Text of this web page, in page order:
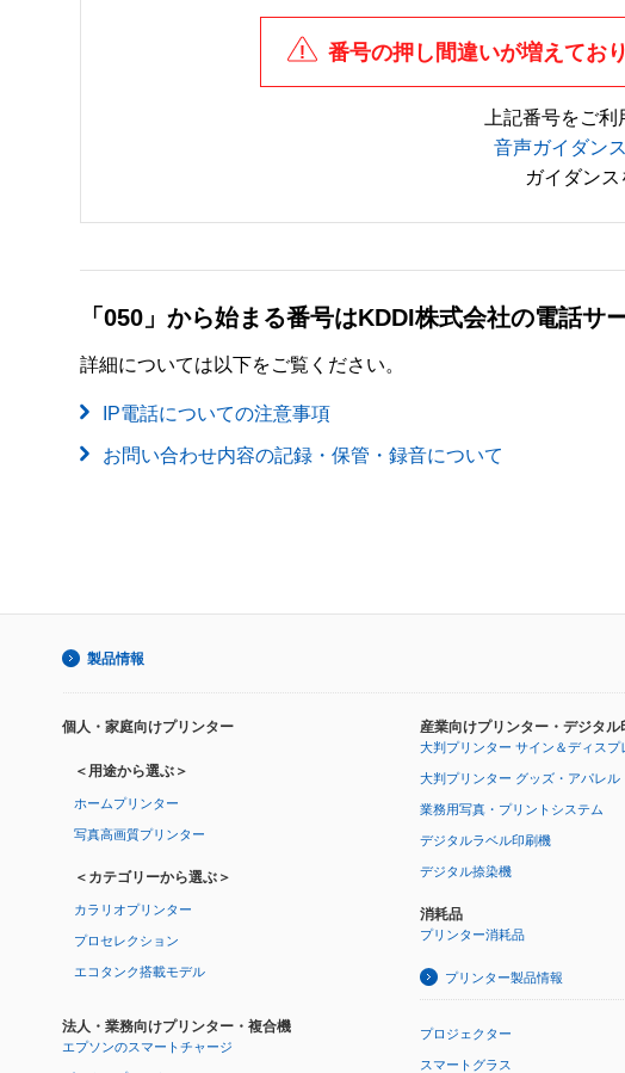
番号の押し間違いが増えてお
上記番号をご
音声ガイダンス
ガイダン
「050」から始まる番号はKDDI株式会社の電話サ
詳細については以下をご覧ください。
IP電話についての注意事項
お問い合わせ内容の記録・保管・録音について
製品情報
個人・家庭向けプリンター
＜用途から選ぶ＞
ホームプリンター
写真高画質プリンター
＜カテゴリーから選ぶ＞
カラリオプリンター
プロセレクション
エコタンク搭載モデル
法人・業務向けプリンター・複合機
エプソンのスマートチャージ
産業向けプリンター・デジタル
大判プリンター サイン＆ディスプ
大判プリンター グッズ・アパレル
業務用写真・プリントシステム
デジタルラベル印刷機
デジタル捺染機
消耗品
プリンター消耗品
プリンター製品情報
プロジェクター
スマートグラス